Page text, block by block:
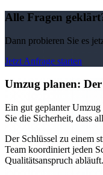
Alle Fragen
Dann probieren Sie es
Jetzt Anfrage starten
Umzug planen:
Ein gut geplanter Umzug
Sie die Sicherheit, dass
Der Schlüssel zu einem
Team koordiniert jeden
Qualitätsanspruch abläuft.